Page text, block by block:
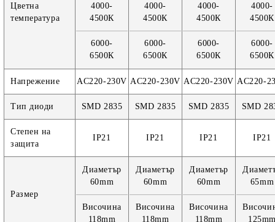
Цветна
температура
4000-
4500К
6000-
6500К
4000-
4500К
6000-
6500К
4000-
4500К
6000-
6500К
4000-
4500К
6000-
6500К
Напрежение AC220-230V AC220-230V AC220-230V AC220-
Тип диоди SMD 2835 SMD 2835 SMD 2835 SMD
Степен на
защита
IP21 IP21 IP21 IP21
Размер
Диаметър
60mm
Височина
118mm
Диаметър
60mm
Височина
118mm
Диаметър
60mm
Височина
118mm
65mm